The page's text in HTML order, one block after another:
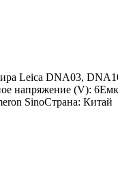
Leica DNA03,
напряжение (V):
SinoСтрана: Китай